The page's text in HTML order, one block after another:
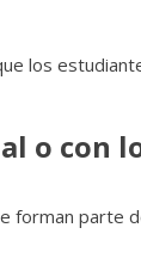
los
o con
parte